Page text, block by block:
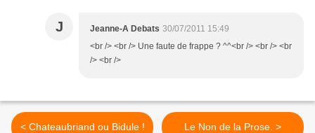
J Jeanne-A Debats 30/07/2011 15:49
<br /> <br /> Une faute de frappe ? ^^<br /> <br /> <br
/> <br />
< Chateaubriand ou Bidule ! Le Non de la Prose. >